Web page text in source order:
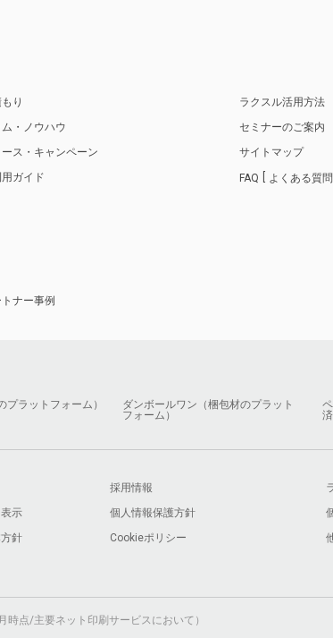
り
ム・ノウハウ
ース・キャンペーン
ガイド
ラクスル活用方法
セミナーのご案内
サイトマップ
FAQ よくある質問
トナー事例
プラットフォーム）
ダンボールワン（梱包材のプラット
フォーム）
済
採用情報
示
個人情報保護方針
針
Cookieポリシー
点/主要ネット印刷サービスにおいて）